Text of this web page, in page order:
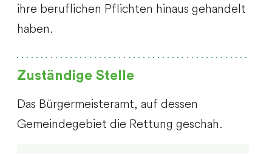
ihre beruflichen Pflichten hinaus gehandelt
haben.
Zuständige Stelle
Das Bürgermeisteramt, auf dessen
Gemeindegebiet die Rettung geschah.